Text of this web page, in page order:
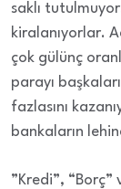
saklı
kiralanıyorlar.
çok gülünç
parayı
fazlasını
bankaların
”Kredi”, “Borç”